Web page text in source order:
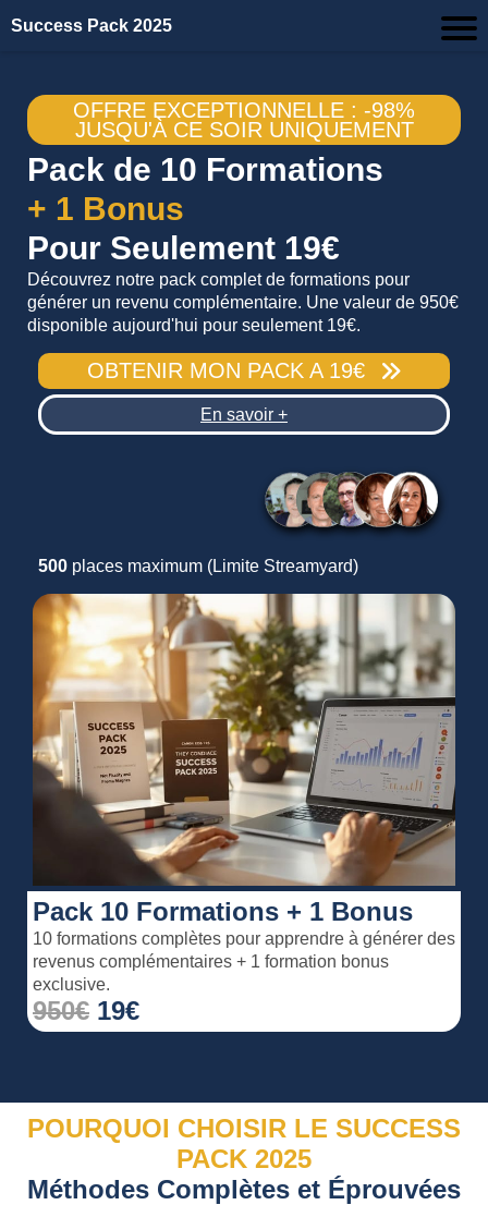
Success Pack 2025
OFFRE EXCEPTIONNELLE : -98%
JUSQU'À CE SOIR UNIQUEMENT
Pack de 10 Formations
+ 1 Bonus
Pour Seulement 19€
Découvrez notre pack complet de formations pour
générer un revenu complémentaire. Une valeur de 950€
disponible aujourd'hui pour seulement 19€.
OBTENIR MON PACK A 19€
En savoir +
500 places maximum (Limite Streamyard)
Pack 10 Formations + 1 Bonus
10 formations complètes pour apprendre à générer des
revenus complémentaires + 1 formation bonus
exclusive.
950€ 19€
POURQUOI CHOISIR LE SUCCESS
PACK 2025
Méthodes Complètes et Éprouvées